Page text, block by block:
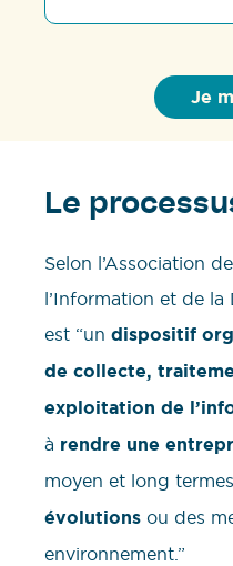
Le
Selon l’Association
l’Information et de
est “un dispositif
de collecte,
exploitation de
à rendre une
moyen et long
évolutions ou des
environnement.”